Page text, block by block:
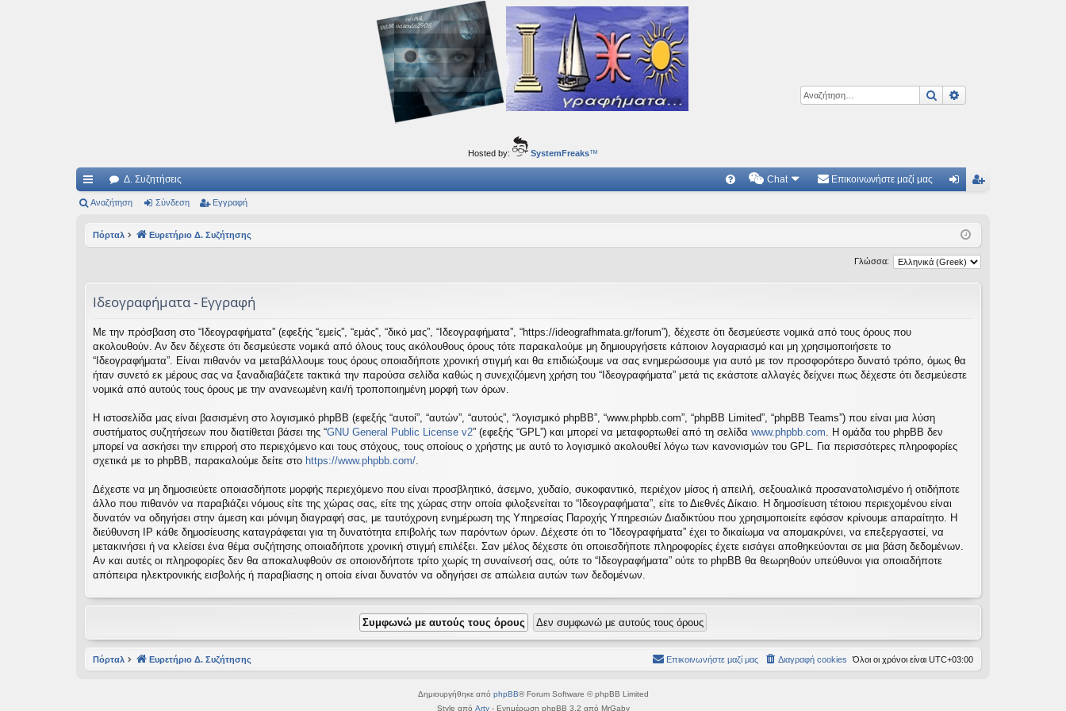
Αναζήτηση
Αυτός ο τόπος φιλοδοξεί να ανοίγει μονοπάτια για τα συναρπαστικά και όμορφα ταξίδια του νού...
Hosted by: SystemFreaks™
Γ
ρή
Δ. Συζητήσεις
εις
Chat Επικοινωνήστε μαζί μας
ρα
Αναζήτηση Σύνδεση Εγγραφή
Πόρταλ Ευρετήριο Δ. Συζήτησης
Γλώσσα:
Ιδεογραφήματα - Εγγραφή
Με την πρόσβαση στο “Ιδεογραφήματα” (εφεξής “εμείς”, “εμάς”, “δικό μας”, “Ιδεογραφήματα”, “https://ideografhmata.gr/forum”), δέχεστε ότι δεσμεύεστε νομικά από τους όρους που
ακολουθούν. Αν δεν δέχεστε ότι δεσμεύεστε νομικά από όλους τους ακόλουθους όρους τότε παρακαλούμε μη δημιουργήσετε κάποιον λογαριασμό και μη χρησιμοποιήσετε το
“Ιδεογραφήματα”. Είναι πιθανόν να μεταβάλλουμε τους όρους οποιαδήποτε χρονική στιγμή και θα επιδιώξουμε να σας ενημερώσουμε για αυτό με τον προσφορότερο δυνατό τρόπο, όμως θα
ήταν συνετό εκ μέρους σας να ξαναδιαβάζετε τακτικά την παρούσα σελίδα καθώς η συνεχιζόμενη χρήση του “Ιδεογραφήματα” μετά τις εκάστοτε αλλαγές δείχνει πως δέχεστε ότι δεσμεύεστε
νομικά από αυτούς τους όρους με την ανανεωμένη και/ή τροποποιημένη μορφή των όρων.
Η ιστοσελίδα μας είναι βασισμένη στο λογισμικό phpBB (εφεξής “αυτοί”, “αυτών”, “αυτούς”, “λογισμικό phpBB”, “www.phpbb.com”, “phpBB Limited”, “phpBB Teams”) που είναι μια λύση
συστήματος συζητήσεων που διατίθεται βάσει της “GNU General Public License v2” (εφεξής “GPL”) και μπορεί να μεταφορτωθεί από τη σελίδα www.phpbb.com. Η ομάδα του phpBB δεν
μπορεί να ασκήσει την επιρροή στο περιεχόμενο και τους στόχους, τους οποίους ο χρήστης με αυτό το λογισμικό ακολουθεί λόγω των κανονισμών του GPL. Για περισσότερες πληροφορίες
σχετικά με το phpBB, παρακαλούμε δείτε στο https://www.phpbb.com/.
Δέχεστε να μη δημοσιεύετε οποιασδήποτε μορφής περιεχόμενο που είναι προσβλητικό, άσεμνο, χυδαίο, συκοφαντικό, περιέχον μίσος ή απειλή, σεξουαλικά προσανατολισμένο ή οτιδήποτε
άλλο που πιθανόν να παραβιάζει νόμους είτε της χώρας σας, είτε της χώρας στην οποία φιλοξενείται το “Ιδεογραφήματα”, είτε το Διεθνές Δίκαιο. Η δημοσίευση τέτοιου περιεχομένου είναι
δυνατόν να οδηγήσει στην άμεση και μόνιμη διαγραφή σας, με ταυτόχρονη ενημέρωση της Υπηρεσίας Παροχής Υπηρεσιών Διαδικτύου που χρησιμοποιείτε εφόσον κρίνουμε απαραίτητο. Η
διεύθυνση IP κάθε δημοσίευσης καταγράφεται για τη δυνατότητα επιβολής των παρόντων όρων. Δέχεστε ότι το “Ιδεογραφήματα” έχει το δικαίωμα να απομακρύνει, να επεξεργαστεί, να
μετακινήσει ή να κλείσει ένα θέμα συζήτησης οποιαδήποτε χρονική στιγμή επιλέξει. Σαν μέλος δέχεστε ότι οποιεσδήποτε πληροφορίες έχετε εισάγει αποθηκεύονται σε μια βάση δεδομένων.
Αν και αυτές οι πληροφορίες δεν θα αποκαλυφθούν σε οποιονδήποτε τρίτο χωρίς τη συναίνεσή σας, ούτε το “Ιδεογραφήματα” ούτε το phpBB θα θεωρηθούν υπεύθυνοι για οποιαδήποτε
απόπειρα ηλεκτρονικής εισβολής ή παραβίασης η οποία είναι δυνατόν να οδηγήσει σε απώλεια αυτών των δεδομένων.
Πόρταλ Ευρετήριο Δ. Συζήτησης Όλοι οι χρόνοι είναι UTC+03:00
Διαγραφή cookies
Επικοινωνήστε μαζί μας
Δημιουργήθηκε από phpBB® Forum Software © phpBB Limited
Style από Arty- Ενημέρωση phpBB 3.2 από MrGaby